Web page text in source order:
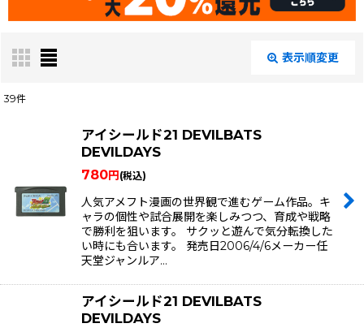
表示順変更
在庫あり
絞り込む
39件
アイシールド21 DEVILBATS
DEVILDAYS
780円 (税込)
人気アメフト漫画の世界観で進むゲーム作品。キ
ャラの個性や試合展開を楽しみつつ、育成や戦略
で勝利を狙います。 サクッと遊んで気分転換した
い時にも合います。 発売日2006/4/6メーカー任
天堂ジャンルア…
アイシールド21 DEVILBATS
DEVILDAYS